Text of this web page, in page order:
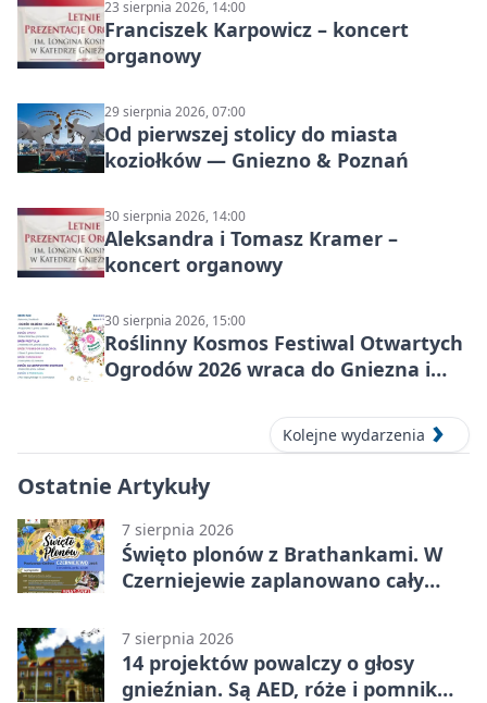
23 sierpnia 2026, 14:00
Franciszek Karpowicz – koncert
organowy
29 sierpnia 2026, 07:00
Od pierwszej stolicy do miasta
koziołków — Gniezno & Poznań
30 sierpnia 2026, 14:00
Aleksandra i Tomasz Kramer –
koncert organowy
30 sierpnia 2026, 15:00
Roślinny Kosmos Festiwal Otwartych
Ogrodów 2026 wraca do Gniezna i
Kolejne wydarzenia
Ostatnie Artykuły
7 sierpnia 2026
Święto plonów z Brathankami. W
Czerniejewie zaplanowano cały
7 sierpnia 2026
14 projektów powalczy o głosy
gnieźnian. Są AED, róże i pomnik